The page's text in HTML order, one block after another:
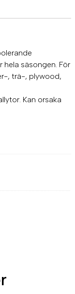
säsongen. För
, trä-, plywood,
Kan orsaka